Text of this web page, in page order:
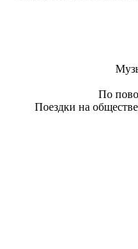
По
Поездки на